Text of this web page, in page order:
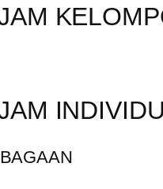
INDIVIDU